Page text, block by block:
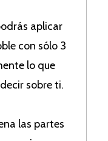
aplicar
con sólo 3
lo que
sobre ti.
las partes